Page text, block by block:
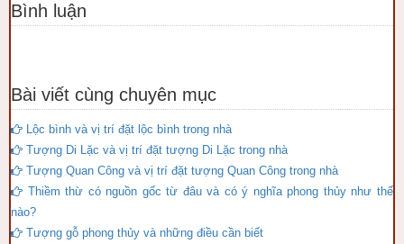
Bình luận
Bài viết cùng chuyên mục
Lộc bình và vị trí đặt lộc bình trong nhà
Tượng Di Lặc và vị trí đặt tượng Di Lặc trong nhà
Tượng Quan Công và vị trí đặt tượng Quan Công trong nhà
Thiềm thừ có nguồn gốc từ đâu và có ý nghĩa phong thủy như thế
nào?
Tượng gỗ phong thủy và những điều cần biết